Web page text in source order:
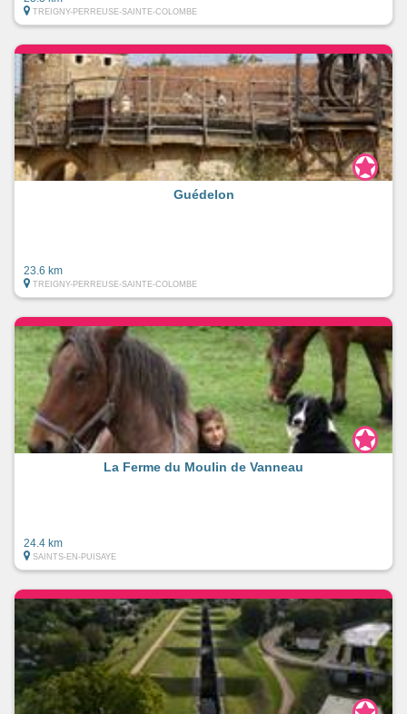
TREIGNY-PERREUSE-SAINTE-COLOMBE
Guédelon
23.6 km
TREIGNY-PERREUSE-SAINTE-COLOMBE
La Ferme du Moulin de Vanneau
24.4 km
SAINTS-EN-PUISAYE